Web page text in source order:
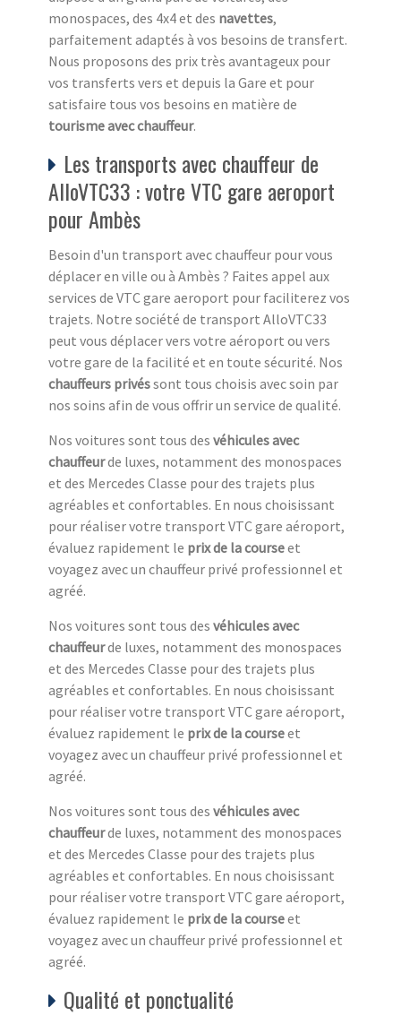
monospaces, des 4x4 et des navettes,
parfaitement adaptés à vos besoins de transfert.
Nous proposons des prix très avantageux pour
vos transferts vers et depuis la Gare et pour
satisfaire tous vos besoins en matière de
tourisme avec chauffeur.
Les transports avec chauffeur de
AlloVTC33 : votre VTC gare aeroport
pour Ambès
Besoin d'un transport avec chauffeur pour vous
déplacer en ville ou à Ambès ? Faites appel aux
services de VTC gare aeroport pour faciliterez vos
trajets. Notre société de transport AlloVTC33
peut vous déplacer vers votre aéroport ou vers
votre gare de la facilité et en toute sécurité. Nos
chauffeurs privéssont tous choisis avec soin par
nos soins afin de vous offrir un service de qualité.
Nos voitures sont tous des véhicules avec
chauffeurde luxes, notamment des monospaces
et des Mercedes Classe pour des trajets plus
agréables et confortables. En nous choisissant
pour réaliser votre transport VTC gare aéroport,
évaluez rapidement le prix de la courseet
voyagez avec un chauffeur privé professionnel et
agréé.
Nos voitures sont tous des véhicules avec
chauffeurde luxes, notamment des monospaces
et des Mercedes Classe pour des trajets plus
agréables et confortables. En nous choisissant
pour réaliser votre transport VTC gare aéroport,
évaluez rapidement le prix de la courseet
voyagez avec un chauffeur privé professionnel et
agréé.
Nos voitures sont tous des véhicules avec
chauffeurde luxes, notamment des monospaces
et des Mercedes Classe pour des trajets plus
agréables et confortables. En nous choisissant
pour réaliser votre transport VTC gare aéroport,
évaluez rapidement le prix de la courseet
voyagez avec un chauffeur privé professionnel et
agréé.
Qualité et ponctualité